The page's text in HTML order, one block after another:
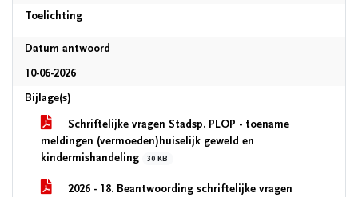
Toelichting
Datum antwoord
10-06-2026
Bijlage(s)
Schriftelijke vragen Stadsp. PLOP - toename
meldingen (vermoeden)huiselijk geweld en
kindermishandeling
30 KB
2026 - 18. Beantwoording schriftelijke vragen